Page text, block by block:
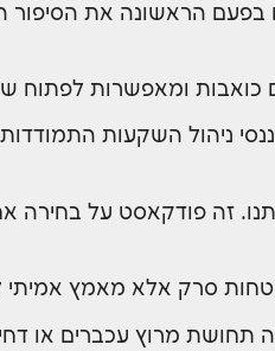
בפעם הראשונה את
ומאפשרות לפתוח
ניהול השקעות
פודקאסט על בחירה
סרק אלא מאמץ אמיתי
מרוץ עכברים או